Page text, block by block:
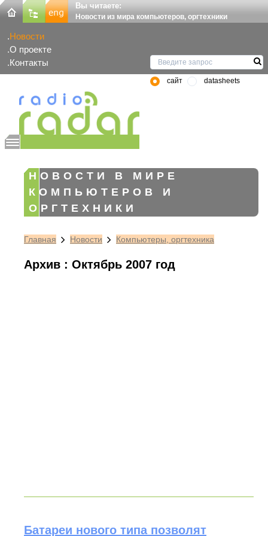
Вы читаете:
Новости из мира компьютеров, оргтехники
Новости
О проекте
Контакты
сайт datasheets
НОВОСТИ В МИРЕ
КОМПЬЮТЕРОВ И
ОРГТЕХНИКИ
Главная Новости Компьютеры, оргтехника
Архив : Октябрь 2007 год
Батареи нового типа позволят